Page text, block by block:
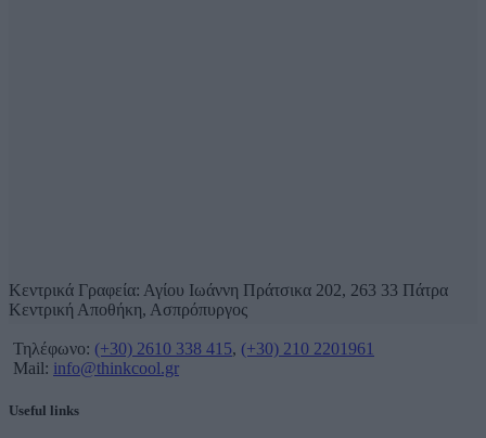
Κεντρικά Γραφεία: Αγίου Ιωάννη Πράτσικα 202, 263 33 Πάτρα
Κεντρική Αποθήκη, Ασπρόπυργος
Τηλέφωνο: (+30) 2610 338 415, (+30) 210 2201961
Mail: info@thinkcool.gr
Useful links